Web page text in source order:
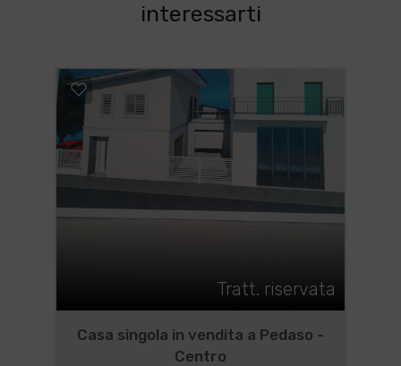
interessarti
Tratt. riservata
Casa singola in vendita a Pedaso -
Centro